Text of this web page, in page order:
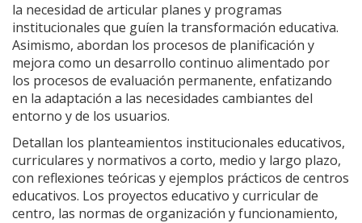
la necesidad de articular planes y programas
institucionales que guíen la transformación educativa.
Asimismo, abordan los procesos de planificación y
mejora como un desarrollo continuo alimentado por
los procesos de evaluación permanente, enfatizando
en la adaptación a las necesidades cambiantes del
entorno y de los usuarios.
Detallan los planteamientos institucionales educativos,
curriculares y normativos a corto, medio y largo plazo,
con reflexiones teóricas y ejemplos prácticos de centros
educativos. Los proyectos educativo y curricular de
centro, las normas de organización y funcionamiento,